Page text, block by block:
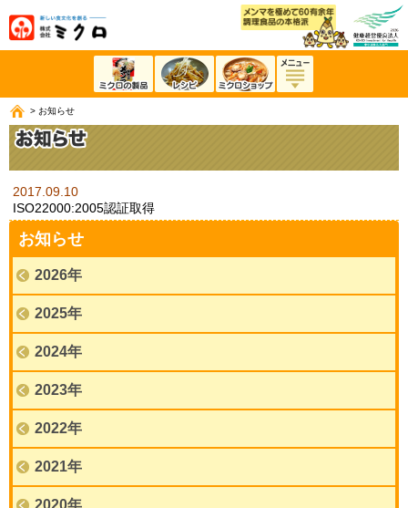
> お知らせ
2017.09.10
ISO22000:2005認証取得
お知らせ
2026年
2025年
2024年
2023年
2022年
2021年
2020年